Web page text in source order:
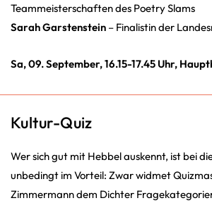
Teammeisterschaften des Poetry Slams
Sarah Garstenstein – Finalistin der
Sa, 09. September, 16.15-17.45 Uhr,
Kultur-Quiz
Wer sich gut mit Hebbel auskennt, ist bei
unbedingt im Vorteil: Zwar widmet
Zimmermann dem Dichter